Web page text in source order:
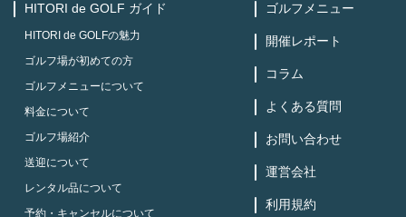
HITORI de GOLF ガイド
HITORI de GOLFの魅力
ゴルフ場が初めての方
ゴルフメニューについて
料金について
ゴルフ場紹介
送迎について
レンタル品について
予約・キャンセルについて
ゴルフメニュー
開催レポート
コラム
よくある質問
お問い合わせ
運営会社
利用規約